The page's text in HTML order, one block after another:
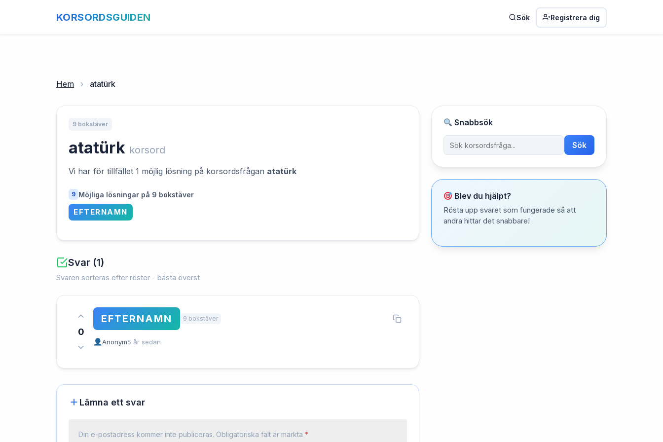
KORSORDSGUIDEN Sök Registrera dig
Hem › atatürk
9 bokstäver
atatürk korsord
Vi har för tillfället 1 möjlig lösning på korsordsfrågan atatürk
9 Möjliga lösningar på 9 bokstäver
EFTERNAMN
Svar (1)
Svaren sorteras efter röster - bästa överst
0
EFTERNAMN 9 bokstäver
Anonym5 år sedan
Lämna ett svar
Din e-postadress kommer inte publiceras. Obligatoriska fält är märkta *
Snabbsök
Sök
Blev du hjälpt?
Rösta upp svaret som fungerade så att
andra hittar det snabbare!